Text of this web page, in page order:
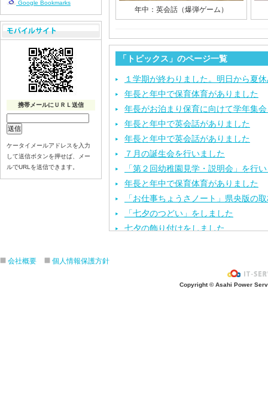
年中：英会話（爆弾ゲーム）
「トピックス」のページ一覧
１学期が終わりました。明日から夏
年長と年中で保育体育がありました
年長がお泊まり保育に向けて学年集
年長と年中で英会話がありました
年長と年中で英会話がありました
７月の誕生会を行いました
「第２回幼稚園見学・説明会」を行
年長と年中で保育体育がありました
「お仕事ちょうさノート」県央版の
「七夕のつどい」をしました
七夕の飾り付けをしました
「カレーパーティー」をしました
Google Bookmarks
携帯メールにＵＲＬ送信
ケータイメールアドレスを入力
して送信ボタンを押せば、メー
ルでURLを送信できます。
会社概要 個人情報保護方針
Copyright © Asahi Power